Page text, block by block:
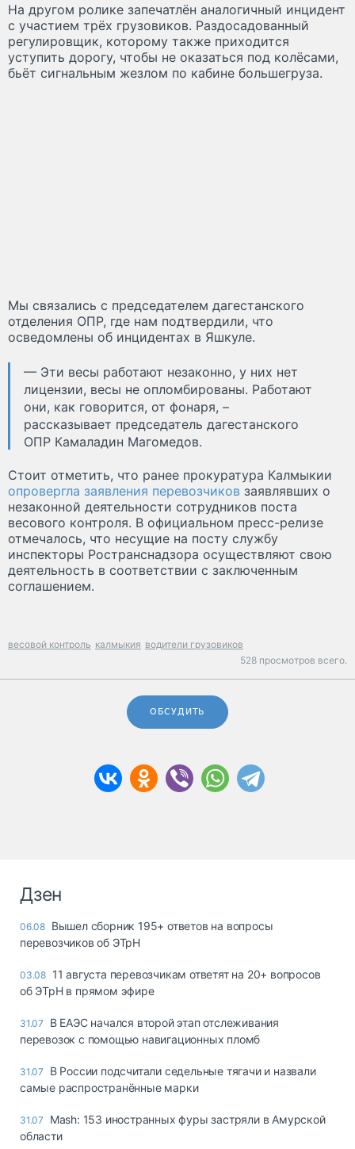
На другом ролике запечатлён аналогичный инцидент
с участием трёх грузовиков. Раздосадованный
регулировщик, которому также приходится
уступить дорогу, чтобы не оказаться под колёсами,
бьёт сигнальным жезлом по кабине большегруза.
Мы связались с председателем дагестанского
отделения ОПР, где нам подтвердили, что
осведомлены об инцидентах в Яшкуле.
— Эти весы работают незаконно, у них нет
лицензии, весы не опломбированы. Работают
они, как говорится, от фонаря, –
рассказывает председатель дагестанского
ОПР Камаладин Магомедов.
Стоит отметить, что ранее прокуратура Калмыкии
опровергла заявления перевозчиков заявлявших о
незаконной деятельности сотрудников поста
весового контроля. В официальном пресс-релизе
отмечалось, что несущие на посту службу
инспекторы Ространснадзора осуществляют свою
деятельность в соответствии с заключенным
соглашением.
весовой контроль калмыкия водители грузовиков
528 просмотров всего.
ОБСУДИТЬ
Дзен
06.08 Вышел сборник 195+ ответов на вопросы
перевозчиков об ЭТрН
03.08 11 августа перевозчикам ответят на 20+ вопросов
об ЭТрН в прямом эфире
31.07
В ЕАЭС начался второй этап отслеживания
перевозок с помощью навигационных пломб
31.07
В России подсчитали седельные тягачи и назвали
самые распространённые марки
31.07
Mash: 153 иностранных фуры застряли в Амурской
области